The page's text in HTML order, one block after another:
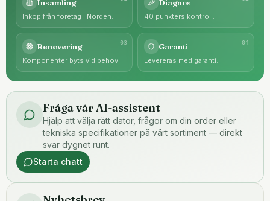
Insamling
Inköp från företag i Norden.
Diagnos
40 punkters kontroll.
03
Renovering
Komponenter byts vid behov.
04
Garanti
Levereras med garanti.
Fråga vår AI-assistent
Hjälp att välja rätt dator, frågor om din order eller
tekniska specifikationer på vårt sortiment — direkt
svar dygnet runt.
Starta chatt